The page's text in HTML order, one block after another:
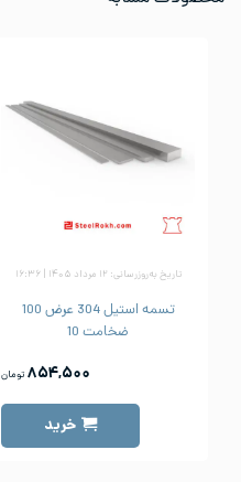
تاریخ به‌روزرسانی: ۱۲ مرداد ۱۴۰۵ | ۱۶:۳۶
تسمه استیل 304 عرض 100
ضخامت 10
۸۵۴,۵۰۰ تومان
خرید